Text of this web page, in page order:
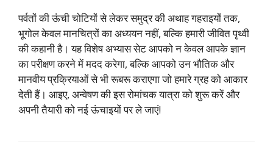
पर्वतों की ऊंची चोटियों से लेकर समुद्र की अथाह गहराइयों तक,
भूगोल केवल मानचित्रों का अध्ययन नहीं, बल्कि हमारी जीवित पृथ्वी
की कहानी है। यह विशेष अभ्यास सेट आपको न केवल आपके ज्ञान
का परीक्षण करने में मदद करेगा, बल्कि आपको उन भौतिक और
मानवीय प्रक्रियाओं से भी रूबरू कराएगा जो हमारे ग्रह को आकार
देती हैं। आइए, अन्वेषण की इस रोमांचक यात्रा को शुरू करें और
अपनी तैयारी को नई ऊंचाइयों पर ले जाएं!